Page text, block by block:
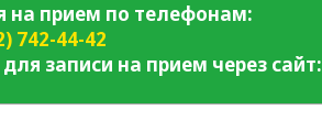
на прием по телефонам:
742-44-42
записи на прием через сайт: